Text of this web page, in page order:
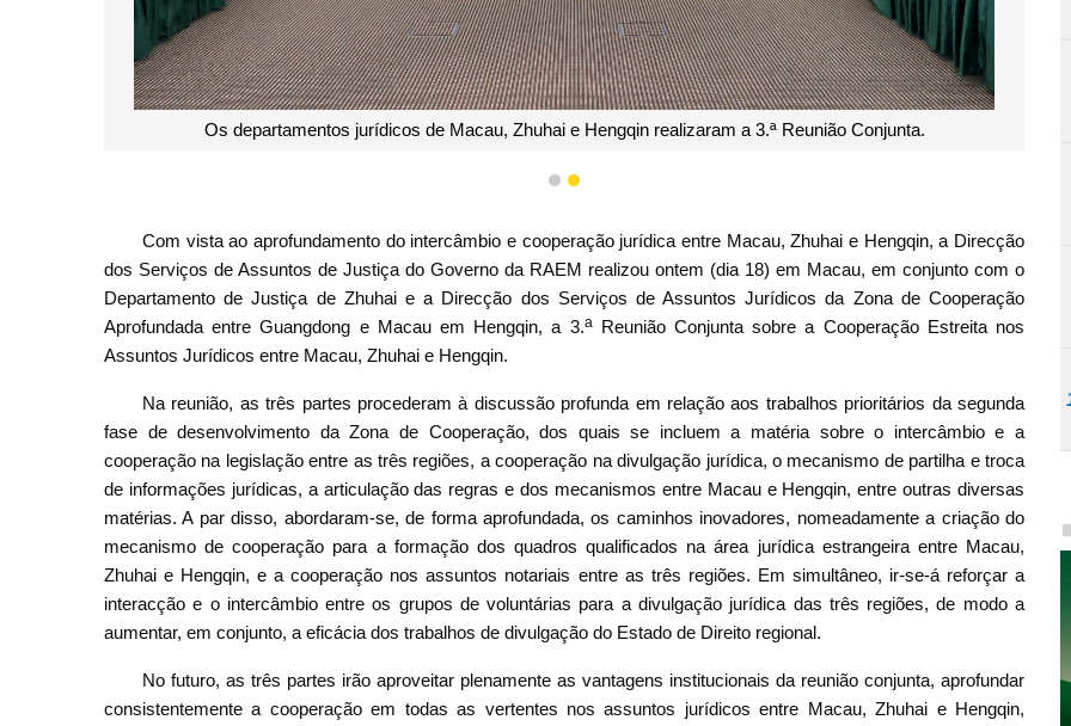
Os departamentos jurídicos de Macau, Zhuhai e Hengqin realizaram a 3.ª Reunião Conjunta.
1 2
Com vista ao aprofundamento do intercâmbio e cooperação jurídica entre Macau, Zhuhai e Hengqin, a Direcção
dos Serviços de Assuntos de Justiça do Governo da RAEM realizou ontem (dia 18) em Macau, em conjunto com o
Departamento de Justiça de Zhuhai e a Direcção dos Serviços de Assuntos Jurídicos da Zona de Cooperação
Aprofundada entre Guangdong e Macau em Hengqin, a 3.aReunião Conjunta sobre a Cooperação Estreita nos
Assuntos Jurídicos entre Macau, Zhuhai e Hengqin.
Na reunião, as três partes procederam à discussão profunda em relação aos trabalhos prioritários da segunda
fase de desenvolvimento da Zona de Cooperação, dos quais se incluem a matéria sobre o intercâmbio e a
cooperação na legislação entre as três regiões, a cooperação na divulgação jurídica, o mecanismo de partilha e troca
de informações jurídicas, a articulação das regras e dos mecanismos entre Macau e Hengqin, entre outras diversas
matérias. A par disso, abordaram-se, de forma aprofundada, os caminhos inovadores, nomeadamente a criação do
mecanismo de cooperação para a formação dos quadros qualificados na área jurídica estrangeira entre Macau,
Zhuhai e Hengqin, e a cooperação nos assuntos notariais entre as três regiões. Em simultâneo, ir-se-á reforçar a
interacção e o intercâmbio entre os grupos de voluntárias para a divulgação jurídica das três regiões, de modo a
aumentar, em conjunto, a eficácia dos trabalhos de divulgação do Estado de Direito regional.
No futuro, as três partes irão aproveitar plenamente as vantagens institucionais da reunião conjunta, aprofundar
consistentemente a cooperação em todas as vertentes nos assuntos jurídicos entre Macau, Zhuhai e Hengqin,